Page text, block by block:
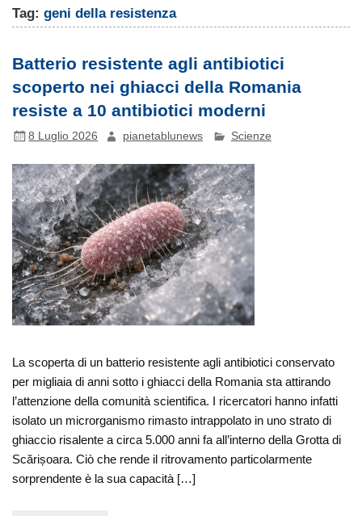
Tag:geni della resistenza
Batterio resistente agli antibiotici
scoperto nei ghiacci della Romania
resiste a 10 antibiotici moderni
8 Luglio 2026 pianetablunews Scienze
La scoperta di un batterio resistente agli antibiotici conservato
per migliaia di anni sotto i ghiacci della Romania sta attirando
l’attenzione della comunità scientifica. I ricercatori hanno infatti
isolato un microrganismo rimasto intrappolato in uno strato di
ghiaccio risalente a circa 5.000 anni fa all’interno della Grotta di
Scărișoara. Ciò che rende il ritrovamento particolarmente
sorprendente è la sua capacità […]